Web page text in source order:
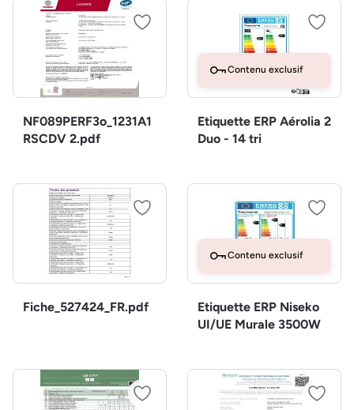
NF089PERF3o_1231A1
RSCDV 2.pdf
Contenu exclusif
Etiquette ERP Aérolia 2
Duo - 14 tri
Fiche_527424_FR.pdf
Contenu exclusif
Etiquette ERP Niseko
UI/UE Murale 3500W